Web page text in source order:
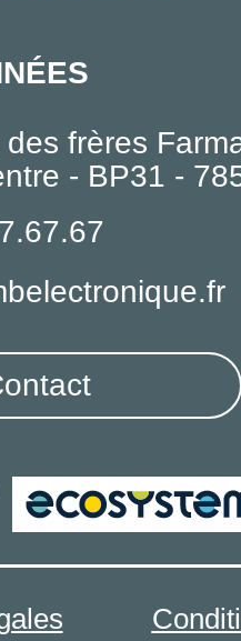
frères
- BP31 -